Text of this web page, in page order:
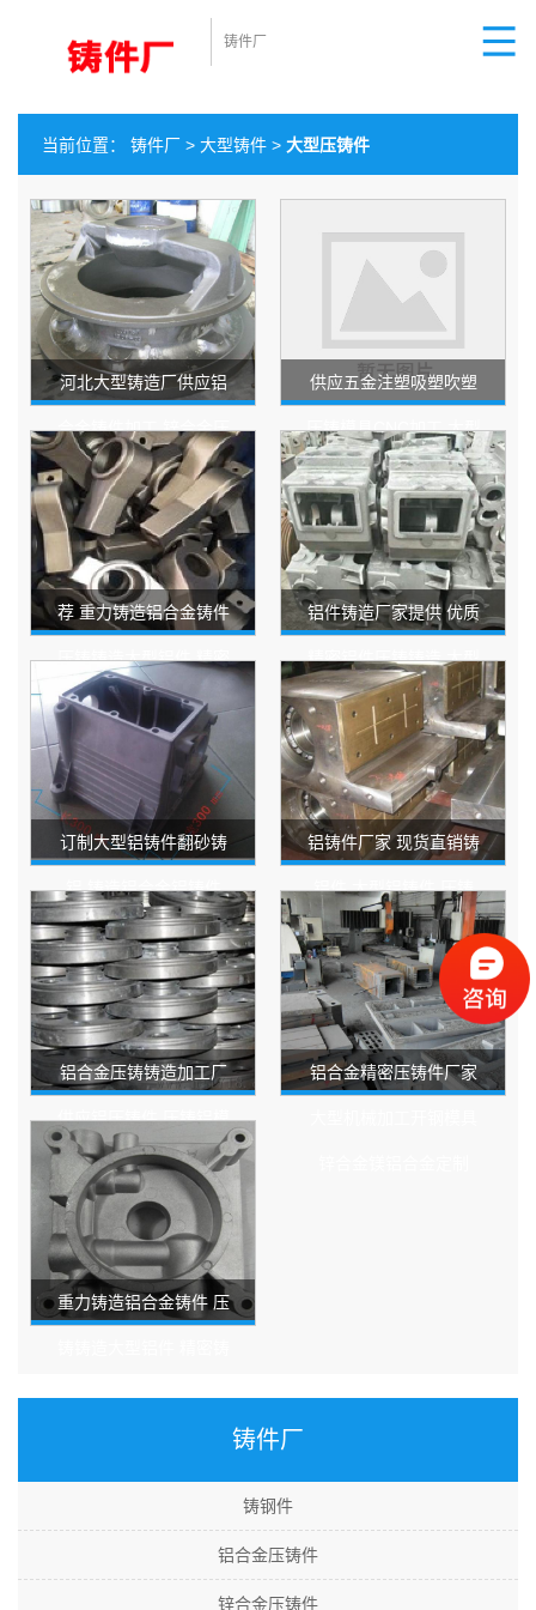
铸件厂
当前位置： 铸件厂 > 大型铸件 > 大型压铸件
河北大型铸造厂供应铝
合金铸件加工 锌合金压
铸件加工定制 吸塑模
供应五金注塑吸塑吹塑
压铸模具CNC加工 大型
铸铝件机加工
荐 重力铸造铝合金铸件
压铸铸造大型铝件 精密
铸铝件加工定做
铝件铸造厂家提供 优质
精密铝件压铸铸造 大型
铝件重力铸造
订制大型铝铸件翻砂铸
铝 铸造铝合金铝铸件
压铸铝铸铝件加工
铝铸件厂家 现货直销铸
铝件 大型铝铸件 压铸
铝件批发
铝合金压铸铸造加工厂
供应铝压铸件 压铸铝模
加工 压铸件大型
铝合金精密压铸件厂家
重力铸造铝合金铸件 压
铝件加工定做
铸件厂
铸钢件
铝合金压铸件
锌合金压铸件